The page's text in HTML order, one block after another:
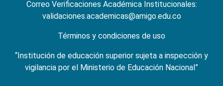
Correo Verificaciones Académica Institucionales:
validaciones.academicas@amigo.edu.co
Términos y condiciones de uso
“Institución de educación superior sujeta a inspección y
vigilancia por el Ministerio de Educación Nacional”